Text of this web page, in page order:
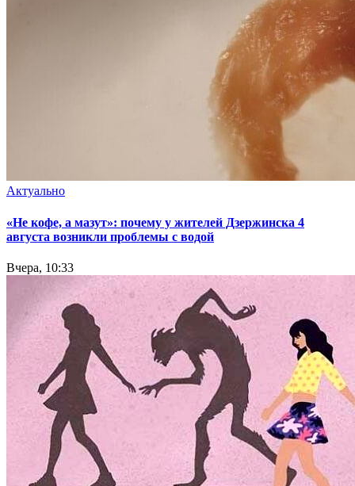
Актуально
«Не кофе, а мазут»: почему у жителей Дзержинска 4
августа возникли проблемы с водой
Вчера, 10:33